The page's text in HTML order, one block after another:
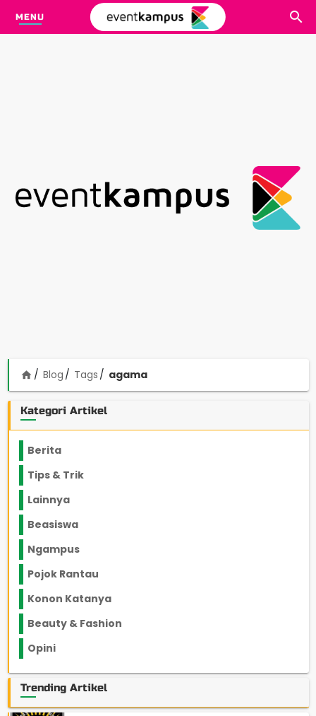
MENU
home Blog Tags agama
Kategori Artikel
Berita
Tips & Trik
Lainnya
Beasiswa
Ngampus
Pojok Rantau
Konon Katanya
Beauty & Fashion
Opini
Trending Artikel